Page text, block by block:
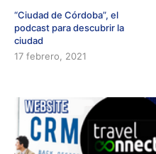
“Ciudad de Córdoba”, el
podcast para descubrir la
ciudad
17 febrero, 2021